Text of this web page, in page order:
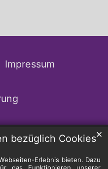
bezüglich Cookies
Erlebnis bieten. Dazu
das Funktionieren unserer
✕
Impressum